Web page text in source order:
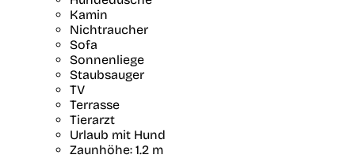
Kamin
Nichtraucher
Sofa
Sonnenliege
Staubsauger
TV
Terrasse
Tierarzt
Urlaub mit Hund
Zaunhöhe: 1.2 m